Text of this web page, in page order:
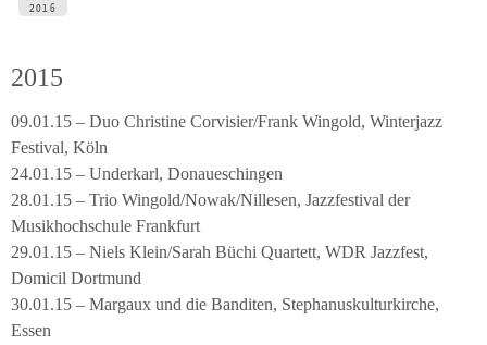
2016
2015
09.01.15 – Duo Christine Corvisier/Frank Wingold, Winterjazz
Festival, Köln
24.01.15 – Underkarl, Donaueschingen
28.01.15 – Trio Wingold/Nowak/Nillesen, Jazzfestival der
Musikhochschule Frankfurt
29.01.15 – Niels Klein/Sarah Büchi Quartett, WDR Jazzfest,
Domicil Dortmund
30.01.15 – Margaux und die Banditen, Stephanuskulturkirche,
Essen